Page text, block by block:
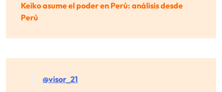
Keiko asume el poder en Perú: análisis desde
Perú
@visor_21